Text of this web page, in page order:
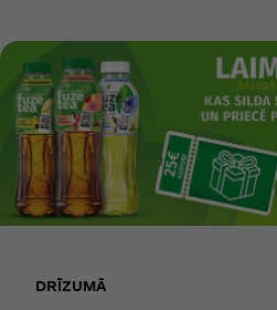
DRĪZUMĀ